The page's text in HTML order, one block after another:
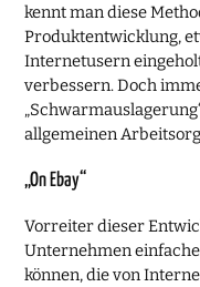
kennt man diese
Produktentwicklung,
Internetusern
verbessern. Doch
allgemeinen
„On Ebay“
Vorreiter dieser
Unternehmen
können, die von